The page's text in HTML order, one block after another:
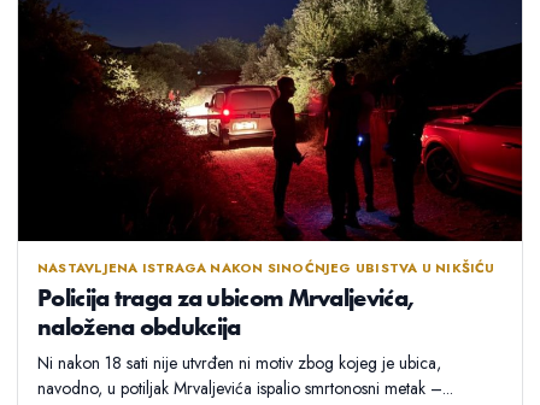
NASTAVLJENA ISTRAGA NAKON SINOĆNJEG UBISTVA U NIKŠIĆU
Policija traga za ubicom Mrvaljevića,
naložena obdukcija
Ni nakon 18 sati nije utvrđen ni motiv zbog kojeg je ubica,
navodno, u potiljak Mrvaljevića ispalio smrtonosni metak –...